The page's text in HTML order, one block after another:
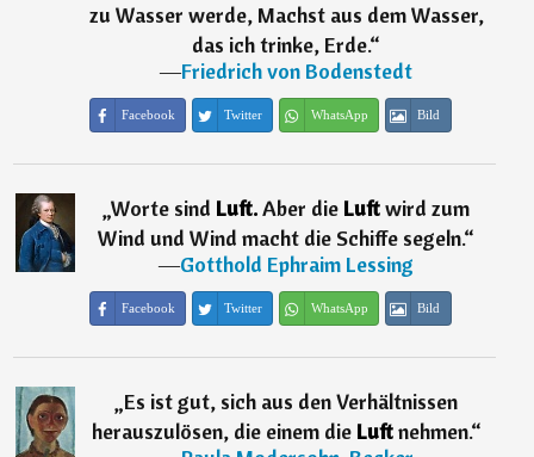
zu Wasser werde, Machst aus dem Wasser,
das ich trinke, Erde.“
―Friedrich von Bodenstedt
Facebook Twitter WhatsApp Bild
„Worte sind Luft.Aber die Luftwird zum
Wind und Wind macht die Schiffe segeln.“
―Gotthold Ephraim Lessing
Facebook Twitter WhatsApp Bild
„Es ist gut, sich aus den Verhältnissen
herauszulösen, die einem dieLuftnehmen.“